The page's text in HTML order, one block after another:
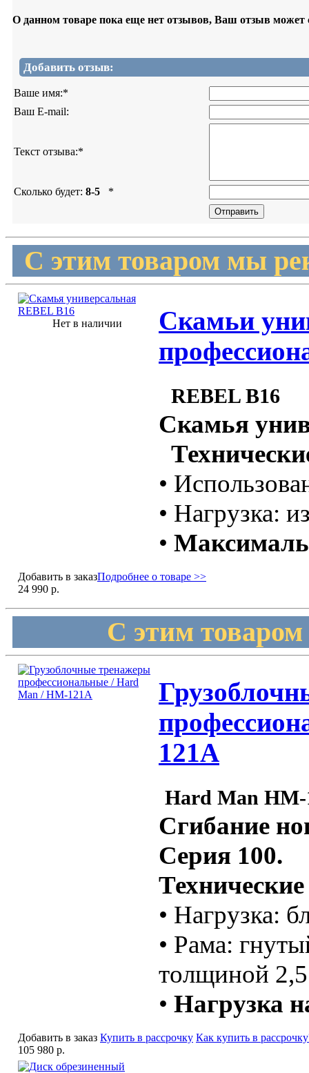
О данном товаре пока еще нет отзывов, Ваш отзыв может
Добавить отзыв:
Ваше имя:*
Ваш E-mail:
Текст отзыва:*
Сколько будет: 8-5 *
С этим товаром мы
Нет в наличии
Скамьи
REBEL B16
Скамья
•
• Нагрузка:
•
Добавить в заказПодробнее о товаре >>
24 990 р.
С этим
121A
Hard Man HM-
Сгибание
Серия 100.
• Нагрузка:
• Рама:
толщиной
• Нагрузка
Добавить в заказ Купить в рассрочку Как купить в
105 980 р.